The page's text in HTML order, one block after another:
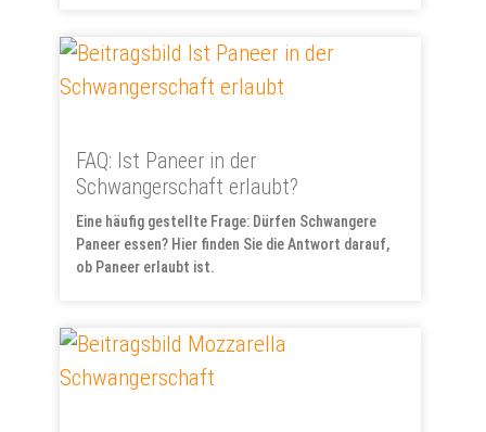
FAQ: Ist Paneer in der
Schwangerschaft erlaubt?
Eine häufig gestellte Frage: Dürfen Schwangere
Paneer essen? Hier finden Sie die Antwort darauf,
ob Paneer erlaubt ist.